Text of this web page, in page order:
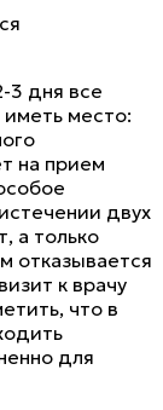
3 дня все
место:
на прием
двух
а только
отказывается
к врачу
что в
для